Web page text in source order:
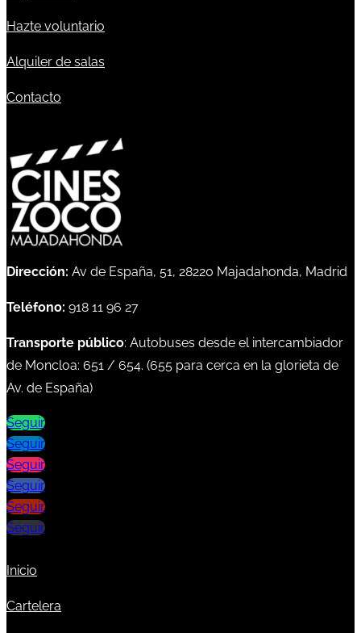
Hazte voluntario
Alquiler de salas
Contacto
Dirección: Av de España, 51, 28220 Majadahonda, Madrid
Teléfono: 918 11 96 27
Transporte público: Autobuses desde el intercambiador
de Moncloa: 651 / 654. (655 para cerca en la glorieta de
Av. de España)
Seguir
Seguir
Seguir
Seguir
Seguir
Seguir
Inicio
Cartelera